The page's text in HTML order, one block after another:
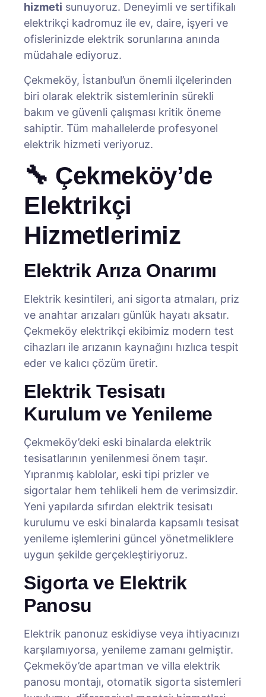
hizmeti sunuyoruz. Deneyimli ve sertifikalı
elektrikçi kadromuz ile ev, daire, işyeri ve
ofislerinizde elektrik sorunlarına anında
müdahale ediyoruz.
Çekmeköy, İstanbul’un önemli ilçelerinden
biri olarak elektrik sistemlerinin sürekli
bakım ve güvenli çalışması kritik öneme
sahiptir. Tüm mahallelerde profesyonel
elektrik hizmeti veriyoruz.
🔧 Çekmeköy’de
Elektrikçi
Hizmetlerimiz
Elektrik Arıza Onarımı
Elektrik kesintileri, ani sigorta atmaları, priz
ve anahtar arızaları günlük hayatı aksatır.
Çekmeköy elektrikçi ekibimiz modern test
cihazları ile arızanın kaynağını hızlıca tespit
eder ve kalıcı çözüm üretir.
Elektrik Tesisatı
Kurulum ve Yenileme
Çekmeköy’deki eski binalarda elektrik
tesisatlarının yenilenmesi önem taşır.
Yıpranmış kablolar, eski tipi prizler ve
sigortalar hem tehlikeli hem de verimsizdir.
Yeni yapılarda sıfırdan elektrik tesisatı
kurulumu ve eski binalarda kapsamlı tesisat
yenileme işlemlerini güncel yönetmeliklere
uygun şekilde gerçekleştiriyoruz.
Sigorta ve Elektrik
Panosu
Elektrik panonuz eskidiyse veya ihtiyacınızı
karşılamıyorsa, yenileme zamanı gelmiştir.
Çekmeköy’de apartman ve villa elektrik
panosu montajı, otomatik sigorta sistemleri